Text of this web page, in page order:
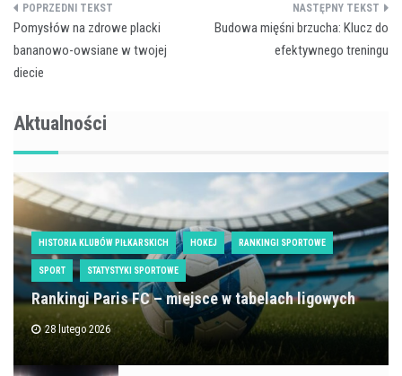
Nawigacja
wpisu
Pomysłów na zdrowe placki
bananowo-owsiane w twojej
diecie
Budowa mięśni brzucha: Klucz do
efektywnego treningu
Aktualności
HISTORIA KLUBÓW PIŁKARSKICH HOKEJ RANKINGI SPORTOWE
SPORT STATYSTYKI SPORTOWE
Rankingi Paris FC – miejsce w tabelach ligowych
28 lutego 2026